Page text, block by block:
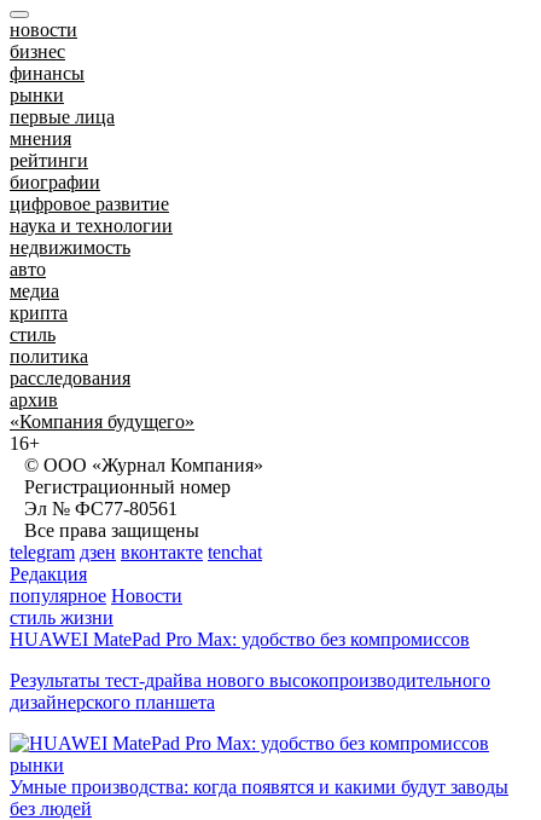
новости
бизнес
финансы
рынки
первые лица
мнения
рейтинги
биографии
цифровое развитие
наука и технологии
недвижимость
авто
медиа
крипта
стиль
политика
расследования
архив
«Компания будущего»
16+
© ООО «Журнал Компания»
Регистрационный номер
Эл № ФС77-80561
Все права защищены
telegram дзен вконтакте tenchat
Редакция
популярное Новости
стиль жизни
HUAWEI MatePad Pro Max: удобство без компромиссов
Результаты тест-драйва нового высокопроизводительного
дизайнерского планшета
рынки
Умные производства: когда появятся и какими будут заводы
без людей